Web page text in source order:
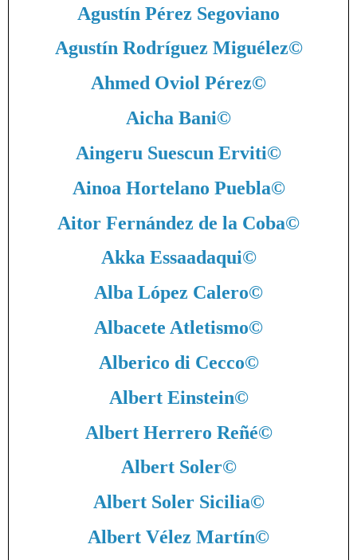
Agustín Pérez Segoviano
Agustín Rodríguez Miguélez©
Ahmed Oviol Pérez©
Aicha Bani©
Aingeru Suescun Erviti©
Ainoa Hortelano Puebla©
Aitor Fernández de la Coba©
Akka Essaadaqui©
Alba López Calero©
Albacete Atletismo©
Alberico di Cecco©
Albert Einstein©
Albert Herrero Reñé©
Albert Soler©
Albert Soler Sicilia©
Albert Vélez Martín©